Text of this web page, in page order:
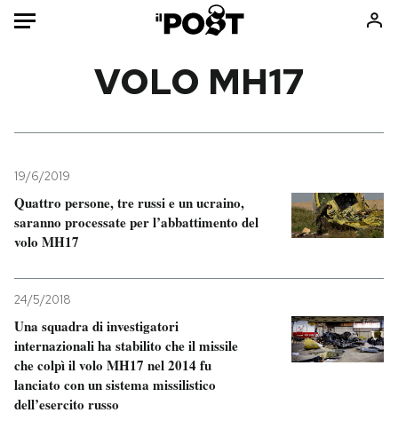
Mondo
Politica
Tecnologia
Internet
Scienza
Cultura
Economia
Sport
Consumismi
Storie/Idee
Media
Mondiali calcio 2026
VOLO MH17
19/6/2019
Quattro persone, tre russi e un ucraino,
saranno processate per l’abbattimento del
volo MH17
24/5/2018
Una squadra di investigatori
internazionali ha stabilito che il missile
che colpì il volo MH17 nel 2014 fu
lanciato con un sistema missilistico
dell’esercito russo